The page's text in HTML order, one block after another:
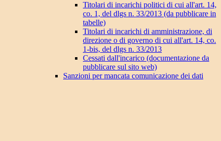
Titolari di incarichi politici di cui all'art. 14,
co. 1, del dlgs n. 33/2013 (da pubblicare in
tabelle)
Titolari di incarichi di amministrazione, di
direzione o di governo di cui all'art. 14, co.
1-bis, del dlgs n. 33/2013
Cessati dall'incarico (documentazione da
pubblicare sul sito web)
Sanzioni per mancata comunicazione dei dati